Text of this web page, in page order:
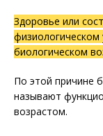
Здоровье или
биологическом
По этой причине
называют
возрастом.